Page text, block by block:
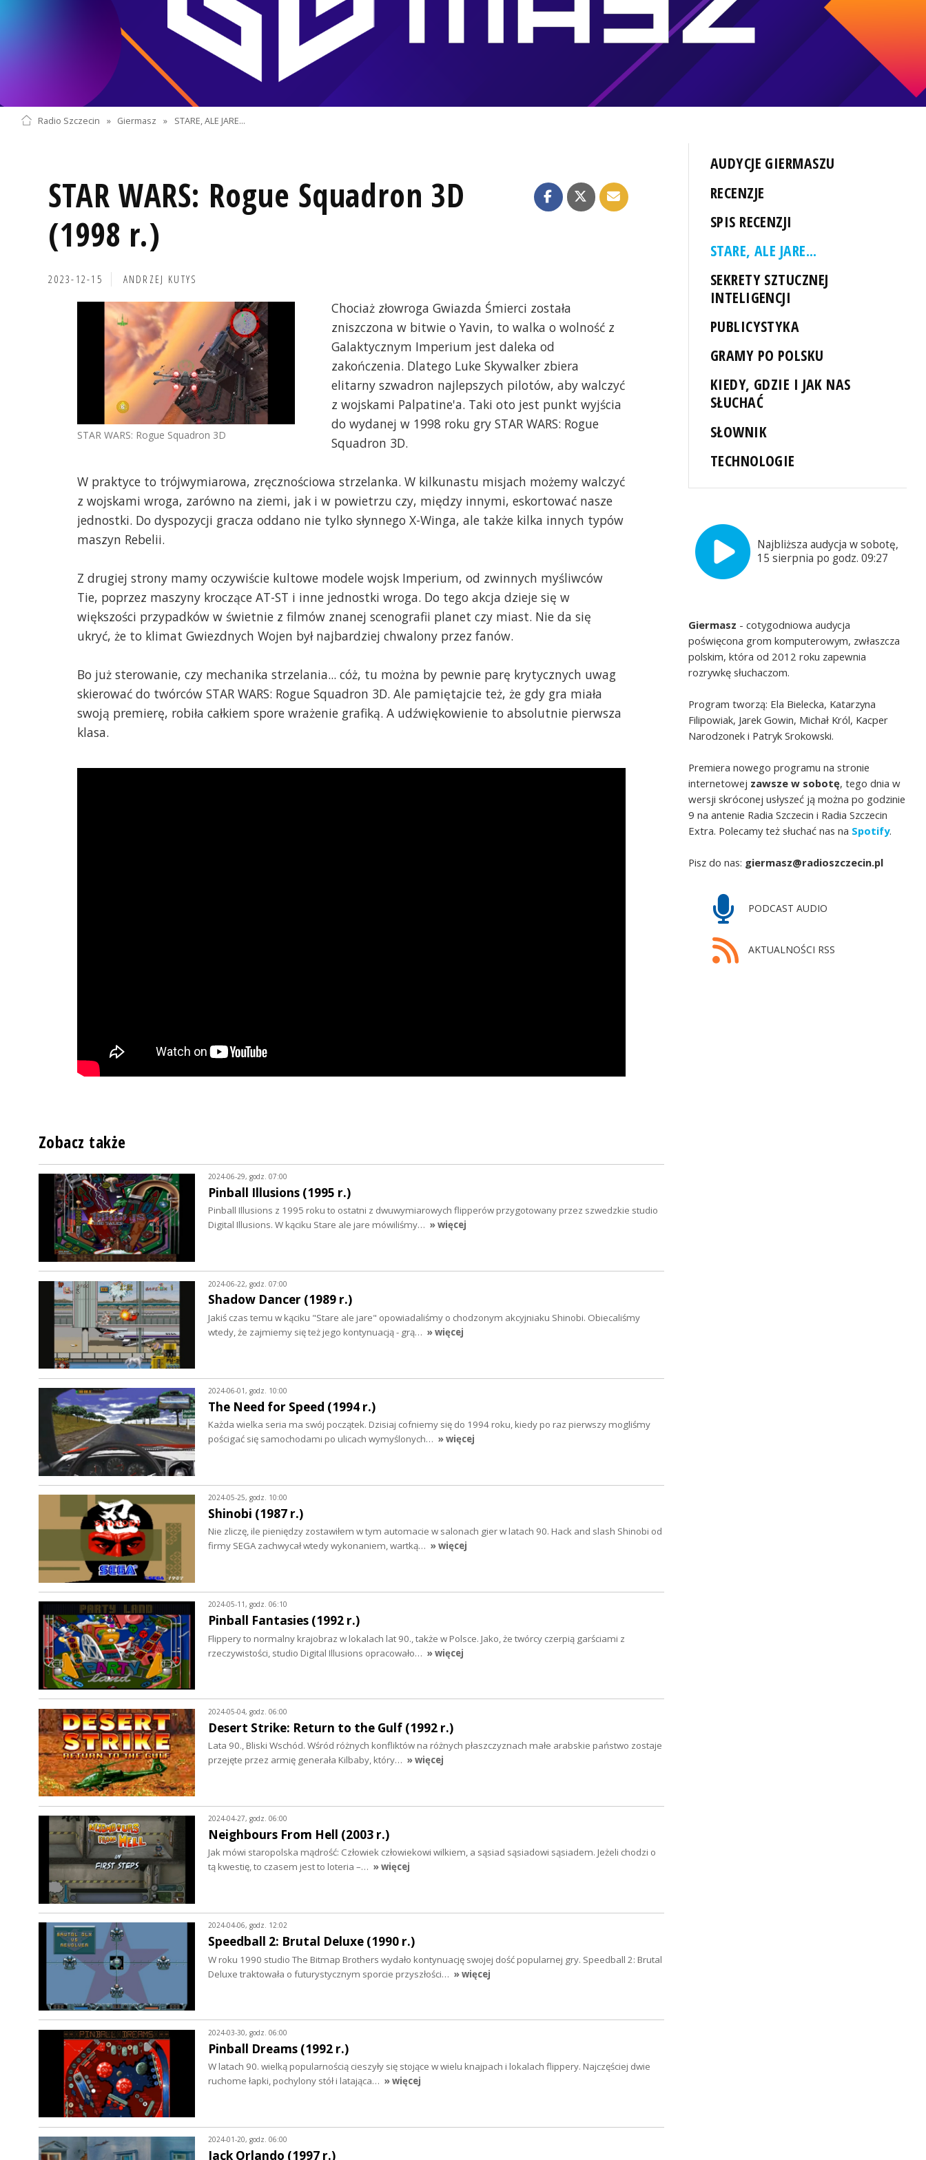
Radio Szczecin » Giermasz » STARE, ALE JARE...
STAR WARS: Rogue Squadron 3D
(1998 r.)
2023-12-15 ANDRZEJ KUTYS
STAR WARS: Rogue Squadron 3D
Chociaż złowroga Gwiazda Śmierci została
zniszczona w bitwie o Yavin, to walka o wolność z
Galaktycznym Imperium jest daleka od
zakończenia. Dlatego Luke Skywalker zbiera
elitarny szwadron najlepszych pilotów, aby walczyć
z wojskami Palpatine'a. Taki oto jest punkt wyjścia
do wydanej w 1998 roku gry STAR WARS: Rogue
Squadron 3D.
W praktyce to trójwymiarowa, zręcznościowa strzelanka. W kilkunastu misjach możemy walczyć
z wojskami wroga, zarówno na ziemi, jak i w powietrzu czy, między innymi, eskortować nasze
jednostki. Do dyspozycji gracza oddano nie tylko słynnego X-Winga, ale także kilka innych typów
maszyn Rebelii.
Z drugiej strony mamy oczywiście kultowe modele wojsk Imperium, od zwinnych myśliwców
Tie, poprzez maszyny kroczące AT-ST i inne jednostki wroga. Do tego akcja dzieje się w
większości przypadków w świetnie z filmów znanej scenografii planet czy miast. Nie da się
ukryć, że to klimat Gwiezdnych Wojen był najbardziej chwalony przez fanów.
Bo już sterowanie, czy mechanika strzelania... cóż, tu można by pewnie parę krytycznych uwag
skierować do twórców STAR WARS: Rogue Squadron 3D. Ale pamiętajcie też, że gdy gra miała
swoją premierę, robiła całkiem spore wrażenie grafiką. A udźwiękowienie to absolutnie pierwsza
klasa.
AUDYCJE GIERMASZU
RECENZJE
SPIS RECENZJI
STARE, ALE JARE...
SEKRETY SZTUCZNEJ
INTELIGENCJI
PUBLICYSTYKA
GRAMY PO POLSKU
KIEDY, GDZIE I JAK NAS
SŁUCHAĆ
SŁOWNIK
TECHNOLOGIE
Najbliższa audycja w sobotę,
15 sierpnia po godz. 09:27
Giermasz - cotygodniowa audycja
poświęcona grom komputerowym, zwłaszcza
polskim, która od 2012 roku zapewnia
rozrywkę słuchaczom.
Program tworzą: Ela Bielecka, Katarzyna
Filipowiak, Jarek Gowin, Michał Król, Kacper
Narodzonek i Patryk Srokowski.
Premiera nowego programu na stronie
internetowej zawsze w sobotę, tego dnia w
wersji skróconej usłyszeć ją można po godzinie
9 na antenie Radia Szczecin i Radia Szczecin
Extra. Polecamy też słuchać nas na Spotify.
Pisz do nas: giermasz@radioszczecin.pl
PODCAST AUDIO
AKTUALNOŚCI RSS
Zobacz także
2024-06-29, godz. 07:00
Pinball Illusions (1995 r.)
Pinball Illusions z 1995 roku to ostatni z dwuwymiarowych flipperów przygotowany przez szwedzkie studio
Digital Illusions. W kąciku Stare ale jare mówiliśmy… » więcej
2024-06-22, godz. 07:00
Shadow Dancer (1989 r.)
Jakiś czas temu w kąciku "Stare ale jare" opowiadaliśmy o chodzonym akcyjniaku Shinobi. Obiecaliśmy
wtedy, że zajmiemy się też jego kontynuacją - grą… » więcej
2024-06-01, godz. 10:00
The Need for Speed (1994 r.)
Każda wielka seria ma swój początek. Dzisiaj cofniemy się do 1994 roku, kiedy po raz pierwszy mogliśmy
pościgać się samochodami po ulicach wymyślonych… » więcej
2024-05-25, godz. 10:00
Shinobi (1987 r.)
Nie zliczę, ile pieniędzy zostawiłem w tym automacie w salonach gier w latach 90. Hack and slash Shinobi od
firmy SEGA zachwycał wtedy wykonaniem, wartką… » więcej
2024-05-11, godz. 06:10
Pinball Fantasies (1992 r.)
Flippery to normalny krajobraz w lokalach lat 90., także w Polsce. Jako, że twórcy czerpią garściami z
rzeczywistości, studio Digital Illusions opracowało… » więcej
2024-05-04, godz. 06:00
Desert Strike: Return to the Gulf (1992 r.)
Lata 90., Bliski Wschód. Wśród różnych konfliktów na różnych płaszczyznach małe arabskie państwo zostaje
przejęte przez armię generała Kilbaby, który… » więcej
2024-04-27, godz. 06:00
Neighbours From Hell (2003 r.)
Jak mówi staropolska mądrość: Człowiek człowiekowi wilkiem, a sąsiad sąsiadowi sąsiadem. Jeżeli chodzi o
tą kwestię, to czasem jest to loteria –… » więcej
2024-04-06, godz. 12:02
Speedball 2: Brutal Deluxe (1990 r.)
W roku 1990 studio The Bitmap Brothers wydało kontynuację swojej dość popularnej gry. Speedball 2: Brutal
Deluxe traktowała o futurystycznym sporcie przyszłości… » więcej
2024-03-30, godz. 06:00
Pinball Dreams (1992 r.)
W latach 90. wielką popularnością cieszyły się stojące w wielu knajpach i lokalach flippery. Najczęściej dwie
ruchome łapki, pochylony stół i latająca… » więcej
2024-01-20, godz. 06:00
Jack Orlando (1997 r.)